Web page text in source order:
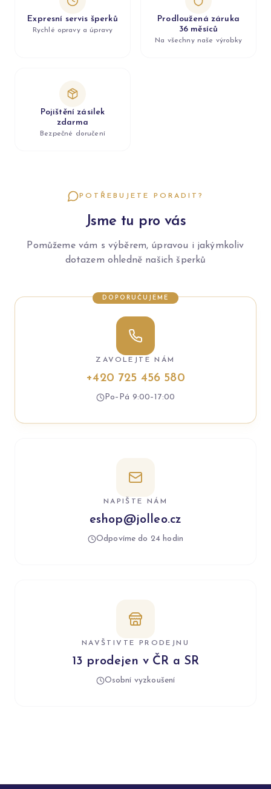
Expresní servis šperků
Rychlé opravy a úpravy
Prodloužená záruka
36 měsíců
Na všechny naše výrobky
Pojištění zásilek
zdarma
Bezpečné doručení
POTŘEBUJETE PORADIT?
Jsme tu pro vás
Pomůžeme vám s výběrem, úpravou i jakýmkoliv
dotazem ohledně našich šperků
DOPORUČUJEME
ZAVOLEJTE NÁM
+420 725 456 580
Po–Pá 9:00–17:00
NAPIŠTE NÁM
eshop@jolleo.cz
Odpovíme do 24 hodin
NAVŠTIVTE PRODEJNU
13 prodejen v ČR a SR
Osobní vyzkoušení